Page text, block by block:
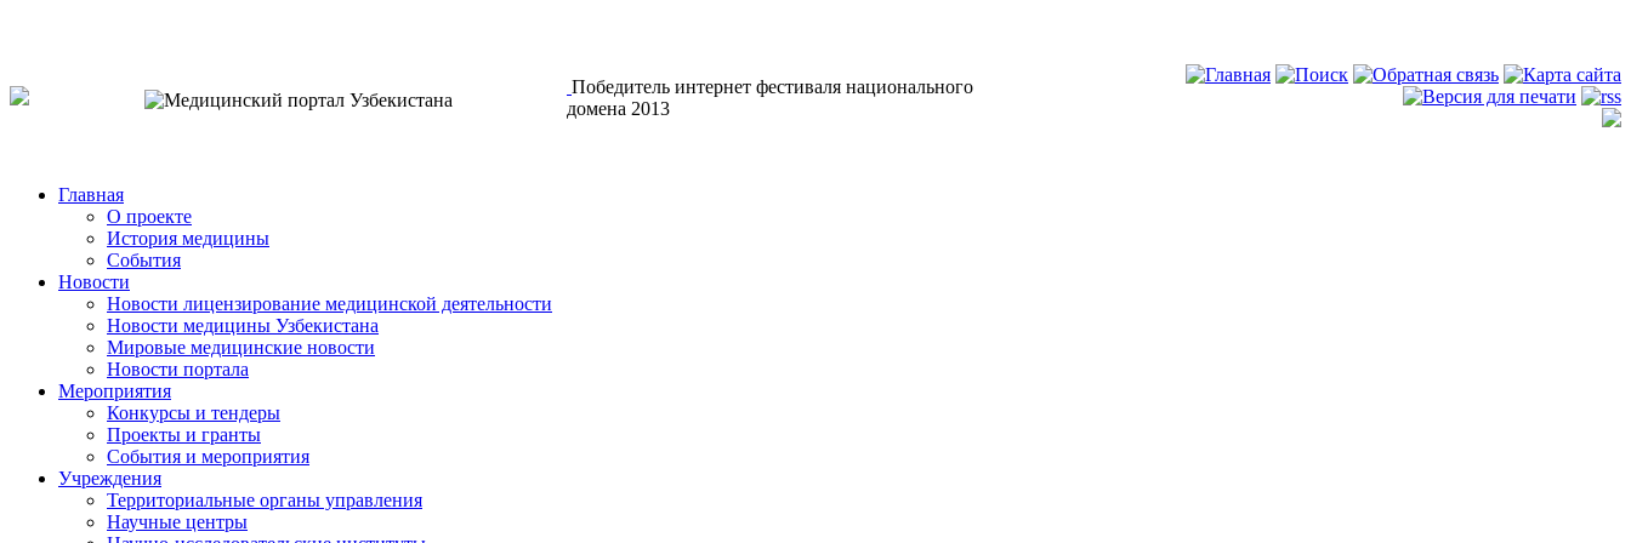
Победитель интернет фестиваля национального
домена 2013
Главная
О проекте
История медицины
События
Новости
Новости лицензирование медицинской деятельности
Новости медицины Узбекистана
Мировые медицинские новости
Новости портала
Мероприятия
Конкурсы и тендеры
Проекты и гранты
События и мероприятия
Учреждения
Территориальные органы управления
Научные центры